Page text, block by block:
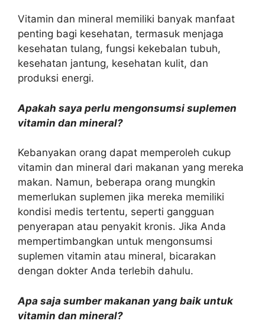
Vitamin dan mineral memiliki banyak manfaat
penting bagi kesehatan, termasuk menjaga
kesehatan tulang, fungsi kekebalan tubuh,
kesehatan jantung, kesehatan kulit, dan
produksi energi.
Apakah saya perlu mengonsumsi suplemen
vitamin dan mineral?
Kebanyakan orang dapat memperoleh cukup
vitamin dan mineral dari makanan yang mereka
makan. Namun, beberapa orang mungkin
memerlukan suplemen jika mereka memiliki
kondisi medis tertentu, seperti gangguan
penyerapan atau penyakit kronis. Jika Anda
mempertimbangkan untuk mengonsumsi
suplemen vitamin atau mineral, bicarakan
dengan dokter Anda terlebih dahulu.
Apa saja sumber makanan yang baik untuk
vitamin dan mineral?